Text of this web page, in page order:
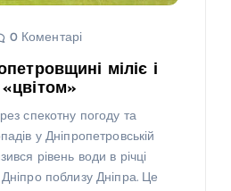
0 Коментарі
міліє і
спекотну погоду та
у Дніпропетровській
рівень води в річці
поблизу Дніпра. Це